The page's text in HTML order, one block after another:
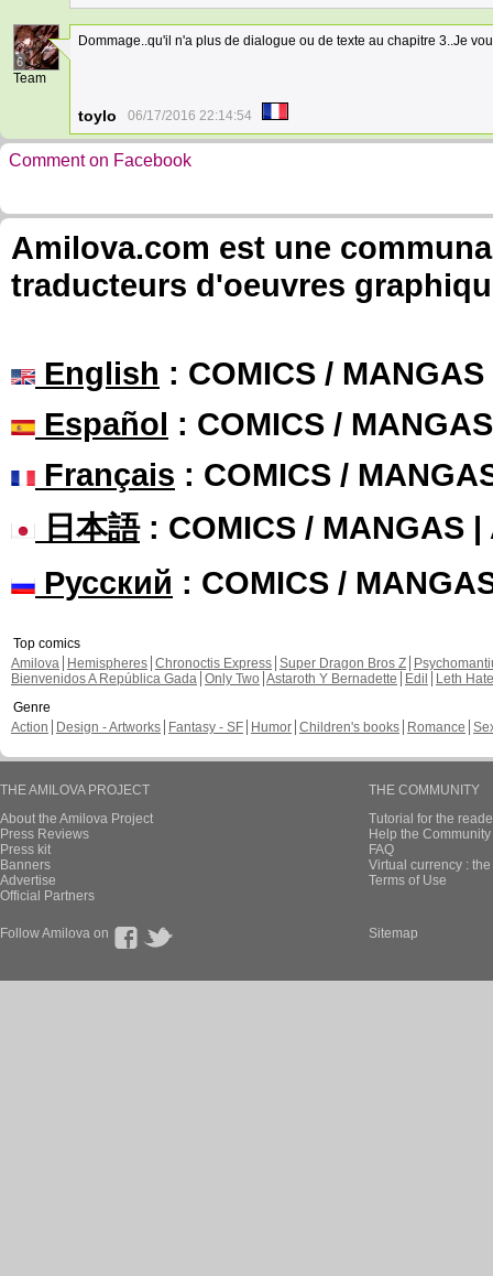
6
Team
Dommage..qu'il n'a plus de dialogue ou de texte au chapitre 3..Je
toylo 06/17/2016 22:14:54
Comment on Facebook
Amilova.com est une
traducteurs d'oeuvres
English : COMICS /
Español : COMICS /
Français : COMICS /
日本語: COMICS / MANGAS |
Русский : COMICS /
Top comics
Amilova
Hemispheres Chronoctis Express Super Dragon Bros Z
Bienvenidos A República Gada Only Two Astaroth Y Bernadette Edil
Leth Hate
Genre
Action
Design - Artworks Fantasy - SF Humor Children's books Romance
THE AMILOVA PROJECT
About the Amilova Project
Press Reviews
Press kit
Banners
Advertise
Official Partners
THE COMMUNITY
Tutorial for the
Help the
FAQ
Virtual currency :
Terms of Use
Follow Amilova on Sitemap